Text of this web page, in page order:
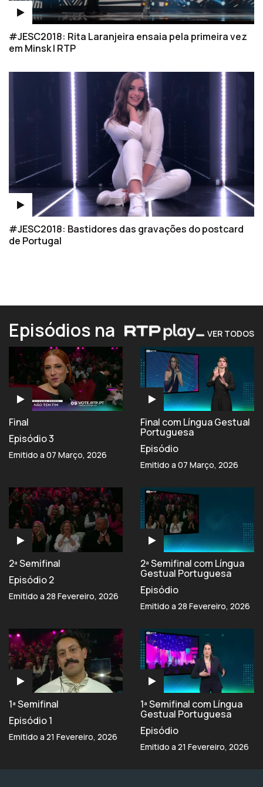
#JESC2018: Rita Laranjeira ensaia pela primeira vez
em Minsk | RTP
#JESC2018: Bastidores das gravações do postcard
de Portugal
Episódios na VER TODOS
Final
Episódio 3
Emitido a 07 Março, 2026
Final com Língua Gestual
Portuguesa
Episódio
Emitido a 07 Março, 2026
2ª Semifinal
Episódio 2
Emitido a 28 Fevereiro, 2026
2ª Semifinal com Língua
Gestual Portuguesa
Episódio
Emitido a 28 Fevereiro, 2026
1ª Semifinal
Episódio 1
Emitido a 21 Fevereiro, 2026
1ª Semifinal com Língua
Gestual Portuguesa
Episódio
Emitido a 21 Fevereiro, 2026